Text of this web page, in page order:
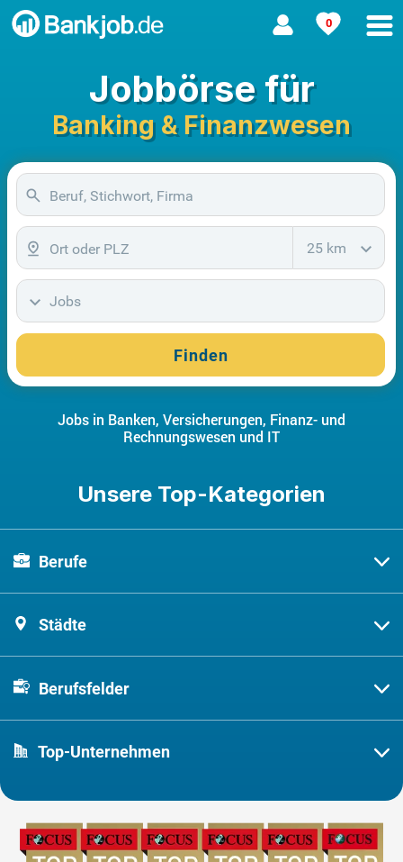
0
Jobbörse für
Banking & Finanzwesen
25 km
Jobs
Finden
Jobs in Banken, Versicherungen, Finanz- und
Rechnungswesen und IT
Unsere Top-Kategorien
Berufe
Städte
Berufsfelder
Top-Unternehmen